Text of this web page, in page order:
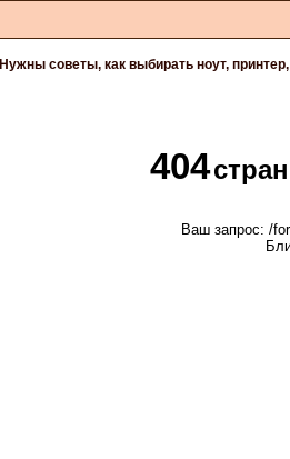
Нужны советы, как выбирать ноут,
404
Ваш запрос: /